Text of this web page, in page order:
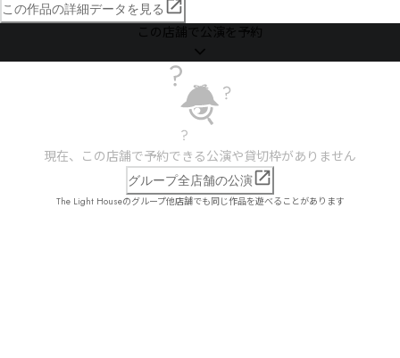
この作品の詳細データを見る
この店舗で公演を予約
現在、この店舗で予約できる公演や貸切枠がありません
グループ全店舗の公演
The Light Houseのグループ他店舗でも同じ作品を遊べることがあります